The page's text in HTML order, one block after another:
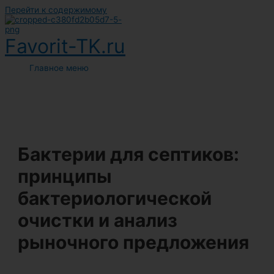
Перейти к содержимому
Favorit-TK.ru
Главное меню
Бактерии для септиков:
принципы
бактериологической
очистки и анализ
рыночного предложения